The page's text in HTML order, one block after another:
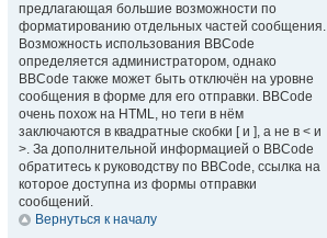
предлагающая большие возможности по
форматированию отдельных частей сообщения.
Возможность использования BBCode
определяется администратором, однако
BBCode также может быть отключён на уровне
сообщения в форме для его отправки. BBCode
очень похож на HTML, но теги в нём
заключаются в квадратные скобки [ и ], а не в < и
>. За дополнительной информацией о BBCode
обратитесь к руководству по BBCode, ссылка на
которое доступна из формы отправки
сообщений.
Вернуться к началу